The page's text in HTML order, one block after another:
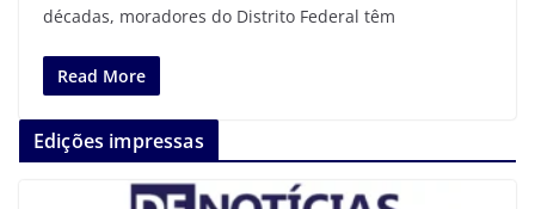
décadas, moradores do Distrito Federal têm
Read More
Edições impressas